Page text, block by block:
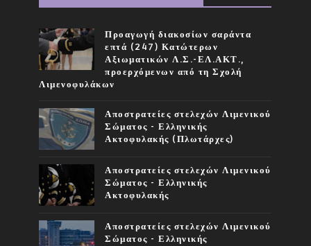
Προαγωγή διακοσίων σαράντα
επτά (247) Κατώτερων
Αξιωματικών Λ.Σ.-ΕΛ.ΑΚΤ.,
προερχόμενων από τη Σχολή
Λιμενοφυλάκων
Αποστρατείες στελεχών Λιμενικού
Σώματος - Ελληνικής
Ακτοφυλακής (Πλωτάρχες)
Αποστρατείες στελεχών Λιμενικού
Σώματος - Ελληνικής
Ακτοφυλακής
Αποστρατείες στελεχών Λιμενικού
Σώματος - Ελληνικής